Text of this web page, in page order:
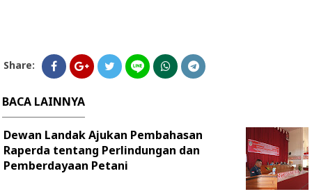
Share:
BACA LAINNYA
Dewan Landak Ajukan Pembahasan
Raperda tentang Perlindungan dan
Pemberdayaan Petani